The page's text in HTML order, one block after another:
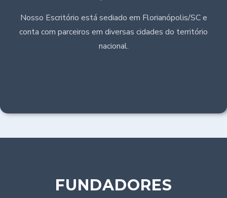
Nosso Escritório está sediado em Florianópolis/SC e
conta com parceiros em diversas cidades do território
nacional.
FUNDADORES